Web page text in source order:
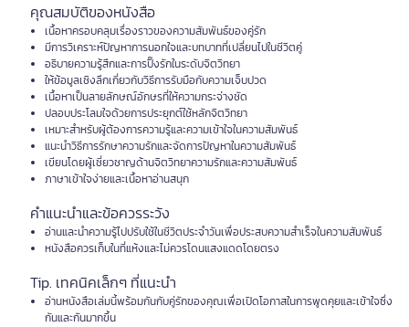
คุณสมบัติของหนังสือ
เนื้อหาครอบคลุมเรื่องราวของความสัมพันธ์ของคู่รัก
มีการวิเคราะห์ปัญหาการนอกใจและบทบาทที่เปลี่ยนไปในชีวิตคู่
อธิบายความรู้สึกและการปิ๊งรักในระดับจิตวิทยา
ให้ข้อมูลเชิงลึกเกี่ยวกับวิธีการรับมือกับความเจ็บปวด
เนื้อหาเป็นลายลักษณ์อักษรที่ให้ความกระจ่างชัด
ปลอบประโลมใจด้วยการประยุกต์ใช้หลักจิตวิทยา
เหมาะสำหรับผู้ต้องการความรู้และความเข้าใจในความสัมพันธ์
แนะนำวิธีการรักษาความรักและจัดการปัญหาในความสัมพันธ์
เขียนโดยผู้เชี่ยวชาญด้านจิตวิทยาความรักและความสัมพันธ์
ภาษาเข้าใจง่ายและเนื้อหาอ่านสนุก
คำแนะนำและข้อควรระวัง
อ่านและนำความรู้ไปปรับใช้ในชีวิตประจำวันเพื่อประสบความสำเร็จในความสัมพันธ์
หนังสือควรเก็บในที่แห้งและไม่ควรโดนแสงแดดโดยตรง
Tip. เทคนิคเล็กๆ ที่แนะนำ
อ่านหนังสือเล่มนี้พร้อมกันกับคู่รักของคุณเพื่อเปิดโอกาสในการพูดคุยและเข้าใจซึ่ง
กันและกันมากขึ้น